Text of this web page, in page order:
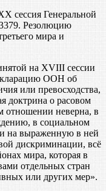
сессия Генеральной
Резолюцию
мира и
на XVIII сессии
ООН об
или превосходства,
доктрина о расовом
отношении неверна, в
в социальном
на выраженную в ней
дискриминации, всё
мира, которая в
отдельных стран
или других мер».